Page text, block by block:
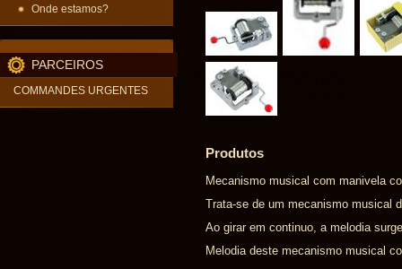
Onde estamos?
PARCEIROS
COMMANDES URGENTES
Produtos
Mecanismo musical com manivela
Trata-se de um mecanismo musical
Ao girar em continuo, a melodia
Melodia deste mecanismo musical